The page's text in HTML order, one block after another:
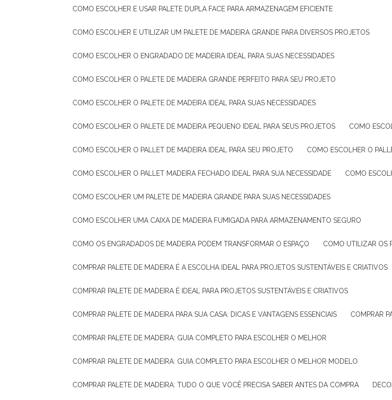
COMO ESCOLHER E USAR PALETE DUPLA FACE PARA ARMAZENAGEM EFICIENTE
COMO ESCOLHER E UTILIZAR UM PALETE DE MADEIRA GRANDE PARA DIVERSOS PROJETOS
COMO ESCOLHER O ENGRADADO DE MADEIRA IDEAL PARA SUAS NECESSIDADES
COMO ESCOLHER O PALETE DE MADEIRA GRANDE PERFEITO PARA SEU PROJETO
COMO ESCOLHER O PALETE DE MADEIRA IDEAL PARA SUAS NECESSIDADES
COMO ESCOLHER O PALETE DE MADEIRA PEQUENO IDEAL PARA SEUS PROJETOS COMO
COMO ESCOLHER O PALLET DE MADEIRA IDEAL PARA SEU PROJETO COMO ESCOLHER O
COMO ESCOLHER O PALLET MADEIRA FECHADO IDEAL PARA SUA NECESSIDADE COMO
COMO ESCOLHER UM PALETE DE MADEIRA GRANDE PARA SUAS NECESSIDADES
COMO ESCOLHER UMA CAIXA DE MADEIRA FUMIGADA PARA ARMAZENAMENTO SEGURO
COMO OS ENGRADADOS DE MADEIRA PODEM TRANSFORMAR O ESPAÇO COMO UTILIZAR OS
COMPRAR PALETE DE MADEIRA É A ESCOLHA IDEAL PARA PROJETOS SUSTENTÁVEIS E CRIATIVOS
COMPRAR PALETE DE MADEIRA É IDEAL PARA PROJETOS SUSTENTÁVEIS E CRIATIVOS
COMPRAR PALETE DE MADEIRA PARA SUA CASA: DICAS E VANTAGENS ESSENCIAIS COMPRAR
COMPRAR PALETE DE MADEIRA: GUIA COMPLETO PARA ESCOLHER O MELHOR
COMPRAR PALETE DE MADEIRA: GUIA COMPLETO PARA ESCOLHER O MELHOR MODELO
COMPRAR PALETE DE MADEIRA: TUDO O QUE VOCÊ PRECISA SABER ANTES DA COMPRA